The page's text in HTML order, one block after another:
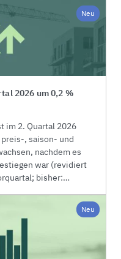
und Energie, oftmals
beträgt im Juli 2026
für Energie steigen
um
Energie im Juli
Neu
2026 um 0,2 %
im 2. Quartal 2026
, saison- und
nachdem es
war (revidiert
bisher:
und kalenderbereinigt
nach
zurück.
Neu